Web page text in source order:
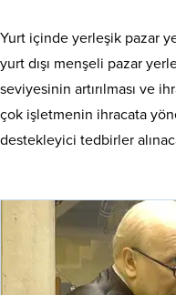
Yurt içinde yerleşik pazar
yurt dışı menşeli pazar
seviyesinin artırılması ve
çok işletmenin ihracata
destekleyici tedbirler